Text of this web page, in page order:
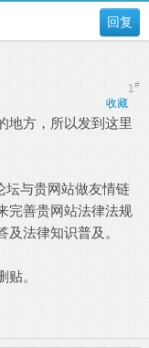
回复
1#
收藏
地方，所以发到这里
坛与贵网站做友情链
完善贵网站法律法规
法律知识普及。
。